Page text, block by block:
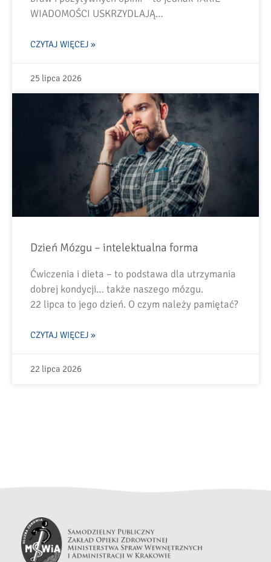
WIADOMOŚCI USKRZYDLAJĄ…
CZYTAJ WIĘCEJ »
25 lipca 2026
Dzień Mózgu – intelektualna forma
Ćwiczenia i dieta – to podstawa dla utrzymania
dobrej kondycji… także naszego mózgu.
22 lipca to jego dzień. O czym należy pamiętać?
CZYTAJ WIĘCEJ »
22 lipca 2026